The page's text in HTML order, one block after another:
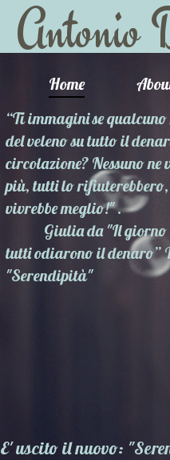
Antonio
Home
E' uscito il nuovo:
“Ti immagini se qualcuno
del veleno su tutto il
circolazione? Nessuno ne
più, tutti lo
vivrebbe meglio!" .
Giulia da "Il giorno
tutti odiarono il denaro”
"Serendipità"